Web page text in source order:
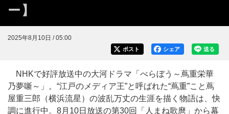
ー】
2025年8月10日 / 05:00
送る
シェア
ポスト
NHKで好評放送中の大河ドラマ「べらぼう～蔦重栄華
乃夢噺～」。“江戸のメディア王”と呼ばれた“蔦重”こと蔦
屋重三郎（横浜流星）の波乱万丈の生涯を描く物語は、快
調に進行中。8月10日放送の第30回「人まね歌麿」から幕